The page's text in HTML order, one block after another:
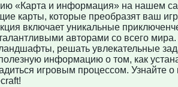
«Карта и информация» на нашем
карты, которые преобразят ваш
включает уникальные
авторами со всего
решать увлекательные
информацию о том, как
игровым процессом. Узнайте о